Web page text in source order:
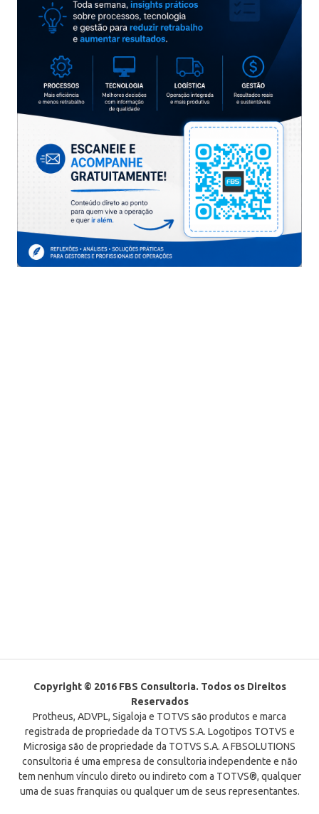
Copyright © 2016 FBS Consultoria. Todos os Direitos
Reservados
Protheus, ADVPL, Sigaloja e TOTVS são produtos e marca
registrada de propriedade da TOTVS S.A. Logotipos TOTVS e
Microsiga são de propriedade da TOTVS S.A. A FBSOLUTIONS
consultoria é uma empresa de consultoria independente e não
tem nenhum vínculo direto ou indireto com a TOTVS®, qualquer
uma de suas franquias ou qualquer um de seus representantes.